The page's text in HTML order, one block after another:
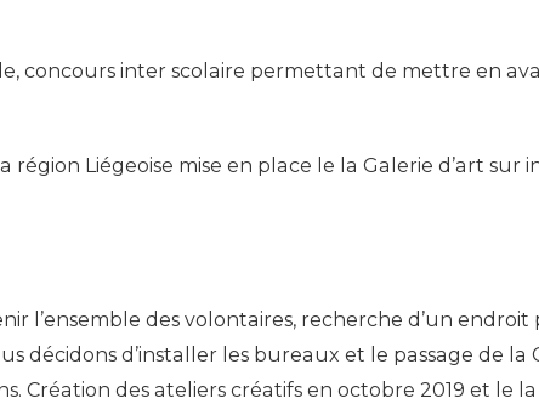
concours inter scolaire permettant de mettre en
Liégeoise mise en place le la Galerie d’art
l’ensemble des volontaires, recherche d’un
décidons d’installer les bureaux et le passage de
Création des ateliers créatifs en octobre 2019 et le